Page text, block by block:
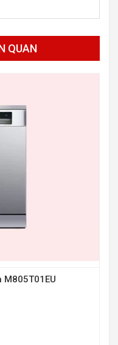
QUAN